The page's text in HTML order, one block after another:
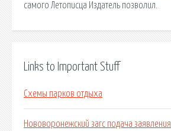
самого Летописца Издатель позволил.
Links to Important Stuff
Схемы парков отдыха
Нововоронежский загс подача заявления